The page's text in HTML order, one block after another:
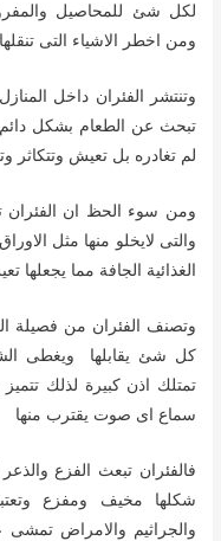
لكل شئ للمحاصيل
ومن اخطر الاشياء التى
وتنتشر الفئران داخل
تبحث عن الطعام بشكل
لم تغادره بل تعيش وتتكاثر
ومن سوء الحظ ان الفئران
والتى لايخلو منها مثل
الغذائية الجافة مما يجعلها
وتصنف الفئران من فصيلة
كل شئ يقابلها ويغطى
تمتلك اذن كبيرة لذلك
سماع اى صوت يقترب منها
فالفئران تبعث الفزع
شكلها مخيف ومفزع
والجراثيم والامراض